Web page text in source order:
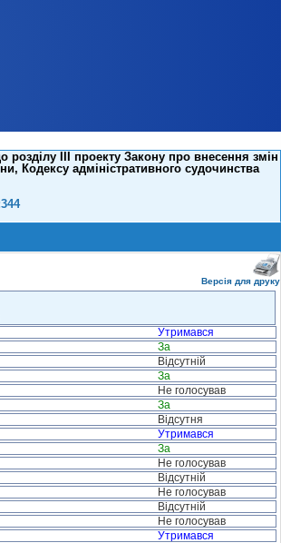
III проекту Закону про внесення змін
Кодексу адміністративного судочинства
Версія для друку
Утримався
За
Відсутній
За
Не голосував
За
Відсутня
Утримався
За
Не голосував
Відсутній
Не голосував
Відсутній
Не голосував
Утримався